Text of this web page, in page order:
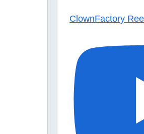
ClownFactory